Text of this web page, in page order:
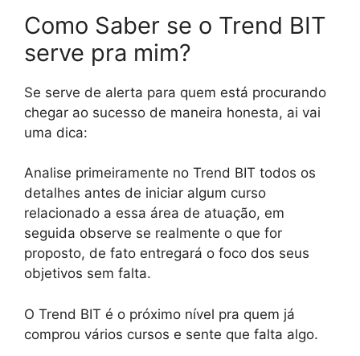
Como Saber se o Trend BIT
serve pra mim?
Se serve de alerta para quem está procurando
chegar ao sucesso de maneira honesta, ai vai
uma dica:
Analise primeiramente no Trend BIT todos os
detalhes antes de iniciar algum curso
relacionado a essa área de atuação, em
seguida observe se realmente o que for
proposto, de fato entregará o foco dos seus
objetivos sem falta.
O Trend BIT é o próximo nível pra quem já
comprou vários cursos e sente que falta algo.